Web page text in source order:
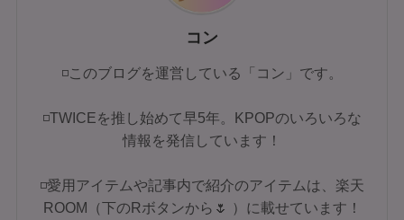
コン
◽このブログを運営している「コン」です。
◽TWICEを推し始めて早5年。KPOPのいろいろな
情報を発信しています！
◽愛用アイテムや記事内で紹介のアイテムは、楽天
ROOM（下のRボタンから🌷 ）に載せています！